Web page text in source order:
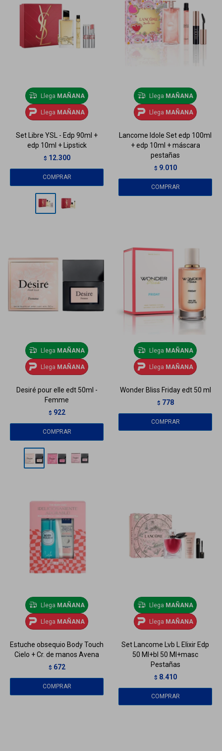
Llega MAÑANA
Llega MAÑANA
Set Libre YSL - Edp 90ml +
edp 10ml + Lipstick
$ 12.300
Llega MAÑANA
Llega MAÑANA
Lancome Idole Set edp 100ml
+ edp 10ml + máscara
pestañas
$ 9.010
Llega MAÑANA
Llega MAÑANA
Desiré pour elle edt 50ml -
Femme
$ 922
Llega MAÑANA
Llega MAÑANA
Wonder Bliss Friday edt 50 ml
$ 778
Llega MAÑANA
Llega MAÑANA
Estuche obsequio Body Touch
Cielo + Cr. de manos Avena
$ 672
Llega MAÑANA
Llega MAÑANA
Set Lancome Lvb L Elixir Edp
50 Ml+bl 50 Ml+masc
Pestañas
$ 8.410